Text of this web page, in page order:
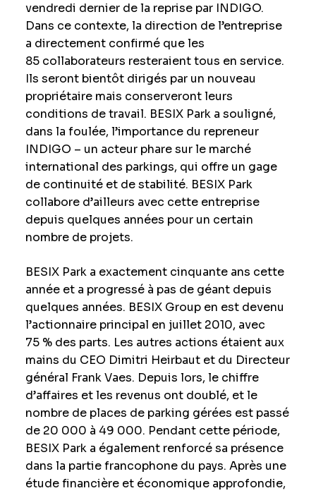
vendredi dernier de la reprise par INDIGO.
Dans ce contexte, la direction de l’entreprise
a directement confirmé que les
85 collaborateurs resteraient tous en service.
Ils seront bientôt dirigés par un nouveau
propriétaire mais conserveront leurs
conditions de travail. BESIX Park a souligné,
dans la foulée, l’importance du repreneur
INDIGO – un acteur phare sur le marché
international des parkings, qui offre un gage
de continuité et de stabilité. BESIX Park
collabore d’ailleurs avec cette entreprise
depuis quelques années pour un certain
nombre de projets.
BESIX Park a exactement cinquante ans cette
année et a progressé à pas de géant depuis
quelques années. BESIX Group en est devenu
l’actionnaire principal en juillet 2010, avec
75 % des parts. Les autres actions étaient aux
mains du CEO Dimitri Heirbaut et du Directeur
général Frank Vaes. Depuis lors, le chiffre
d’affaires et les revenus ont doublé, et le
nombre de places de parking gérées est passé
de 20 000 à 49 000. Pendant cette période,
BESIX Park a également renforcé sa présence
dans la partie francophone du pays. Après une
étude financière et économique approfondie,